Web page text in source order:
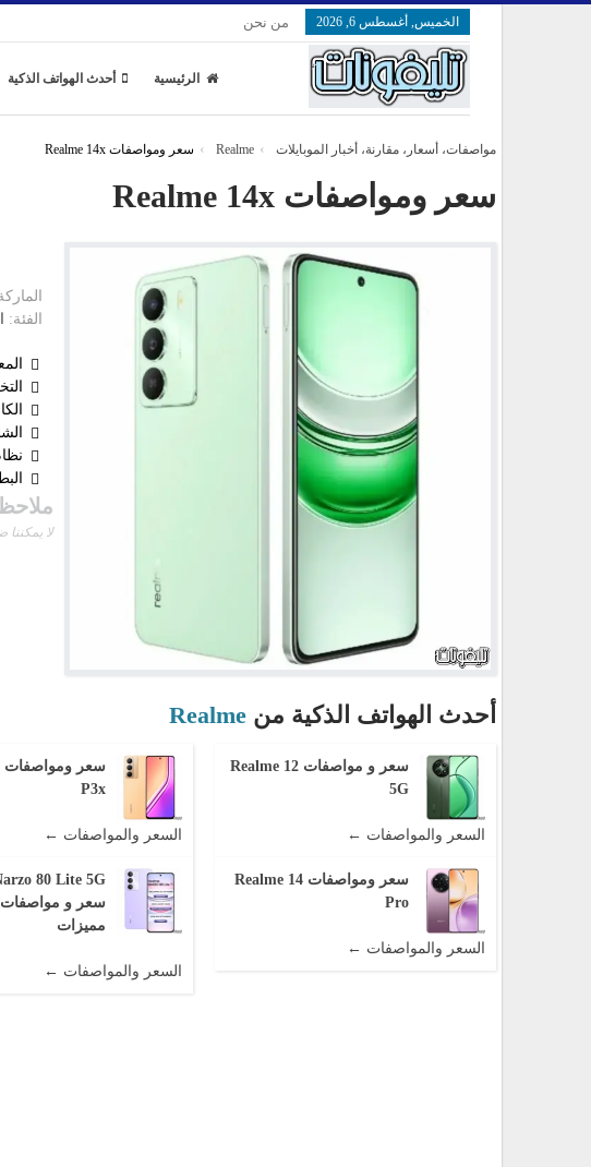
الخميس, أغسطس 6, 2026 من نحن
الرئيسية أحدث الهواتف الذكية
مواصفات، أسعار، مقارنة، أخبار الموبايلات Realme سعر ومواصفات Realme 14x
سعر ومواصفات Realme 14x
الفئة:
لا
أحدث الهواتف الذكية من Realme
سعر و مواصفات Realme 12
5G
السعر والمواصفات ←
P3x
السعر والمواصفات ←
سعر ومواصفات Realme 14
Pro
السعر والمواصفات ←
80 Lite 5G
سعر و
مميزات
السعر والمواصفات ←